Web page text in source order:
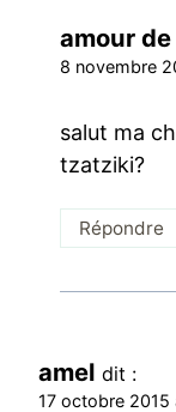
amour
8 novembre
salut ma
tzatziki?
Répondre
amel dit :
17 octobre 2015